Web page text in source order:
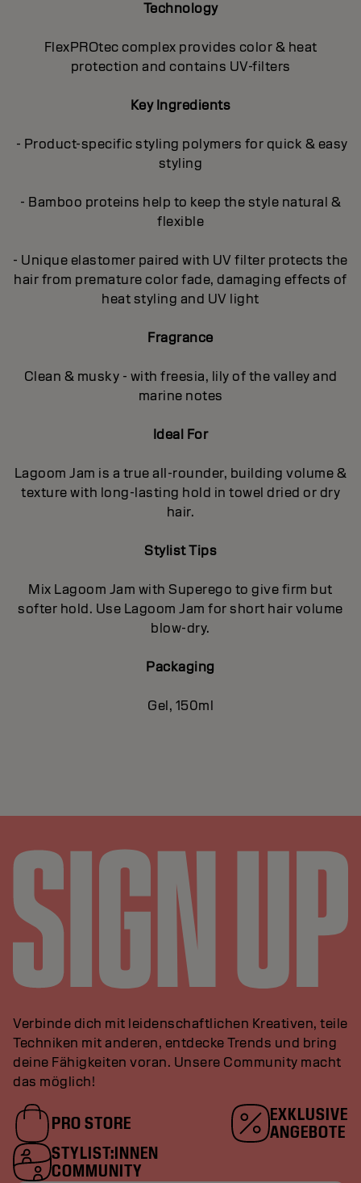
Technology
FlexPROtec complex provides color & heat
protection and contains UV-filters
Key Ingredients
- Product-specific styling polymers for quick & easy
styling
- Bamboo proteins help to keep the style natural &
flexible
- Unique elastomer paired with UV filter protects the
hair from premature color fade, damaging effects of
heat styling and UV light
Fragrance
Clean & musky - with freesia, lily of the valley and
marine notes
Ideal For
Lagoom Jam is a true all-rounder, building volume &
texture with long-lasting hold in towel dried or dry
hair.
Stylist Tips
Mix Lagoom Jam with Superego to give firm but
softer hold. Use Lagoom Jam for short hair volume
blow-dry.
Packaging
Gel, 150ml
Verbinde dich mit leidenschaftlichen Kreativen, teile
Techniken mit anderen, entdecke Trends und bring
deine Fähigkeiten voran. Unsere Community macht
das möglich!
PRO STORE
EXKLUSIVE
ANGEBOTE
STYLIST:INNEN
COMMUNITY